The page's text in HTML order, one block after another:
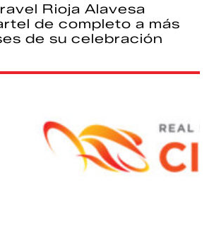
Rioja Alavesa
de completo a más
de su celebración